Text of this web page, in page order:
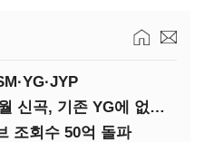
양현석 "베이비몬스터 2월 신곡, 기존 YG에 없던 노래"
조회수 50억 돌파